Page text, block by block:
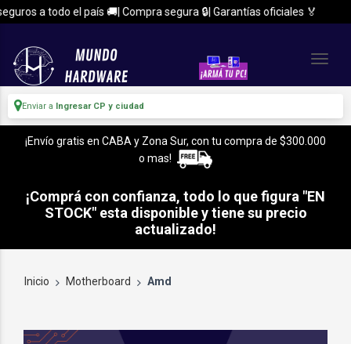
todo el país 🚚| Compra segura 🔒| Garantías oficiales 🏅
Enviar a Ingresar CP y ciudad
¡Envío gratis en CABA y Zona Sur, con tu compra de $300.000
o mas!
¡Comprá con confianza, todo lo que figura "EN
STOCK" esta disponible y tiene su precio
actualizado!
Inicio Motherboard Amd